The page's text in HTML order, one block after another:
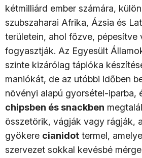
kétmilliárd ember számára,
szubszaharai Afrika, Ázsia és
területein, ahol főzve,
fogyasztják. Az Egyesült
szinte kizárólag tápióka
maniókát, de az utóbbi időben
növényi alapú gyorsétel-iparba,
chipsben és snackben
összetörik, vágják vagy rágják,
gyökere cianidot termel,
szervezet sokkal kevésbé